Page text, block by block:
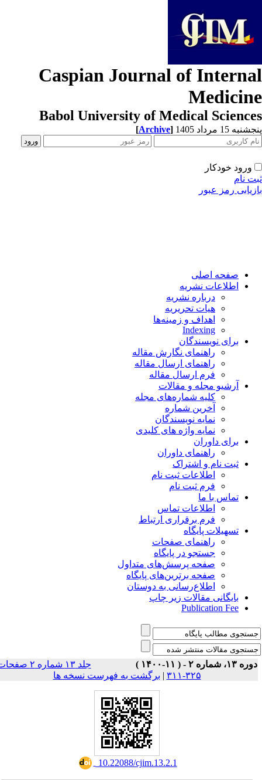
Caspian Journal of
Babol University of Medical
15 مرداد 1405 [Archive]
ورود خودکار
نام
رمز عبور
صفحه اصلی
اطلاعات نشریه
درباره نشریه
هیات تحریریه
اهداف و زمینه‌ها
Indexing
برای نویسندگان
راهنمای نگارش مقاله
راهنمای ارسال مقاله
فرم ارسال مقاله
آرشیو مجله و مقالات
کلیه شماره‌های مجله
آخرین شماره
نمایه نویسندگان
نمایه واژه های کلیدی
برای داوران
راهنمای داوران
ثبت نام و اشتراک
اطلاعات ثبت نام
فرم ثبت نام
تماس با ما
اطلاعات تماس
فرم برقراری ارتباط
تسهیلات پایگاه
راهنمای صفحات
جستجو در پایگاه
صفحه پرسش‌های متداول
صفحه برترین‌های پایگاه
اطلاع‌رسانی به دوستان
بایگانی مقالات زیر چاپ
Publication Fee
۱۳، شماره ۲ - ( ۱۱-۱۴۰۰ )
جلد ۱۳ شماره ۲ صفحات
۳۲۵-۳۱۱
|برگشت به فهرست نسخه ها
‎ 10.22088/cjim.13.2.1